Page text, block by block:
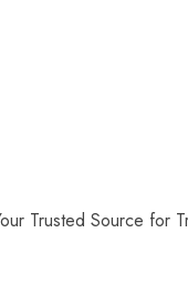
Trusted Source for